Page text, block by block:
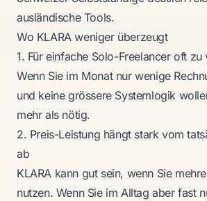
ausländische Tools.
Wo KLARA weniger überzeugt
1. Für einfache Solo-Freelancer oft zu
Wenn Sie im Monat nur wenige
und keine grössere Systemlogik
mehr als nötig.
2. Preis-Leistung hängt stark vom
ab
KLARA kann gut sein, wenn Sie
nutzen. Wenn Sie im Alltag aber fast